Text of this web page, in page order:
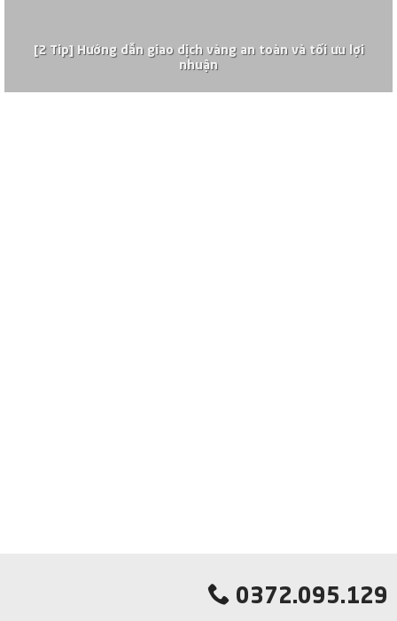
[2 Tip] Hướng dẫn giao dịch vàng an toàn và tối ưu lợi
nhuận
0372.095.129